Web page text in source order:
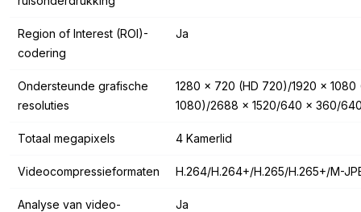
Region of Interest (ROI)-
codering
Ja
Ondersteunde grafische
resoluties
1280 x 720 (HD 720)/1920 x 1080
1080)/2688 x 1520/640 x 360/
Totaal megapixels 4 Kamerlid
Videocompressieformaten H.264/H.264+/H.265/H.265+/M-
Analyse van video-
Ja